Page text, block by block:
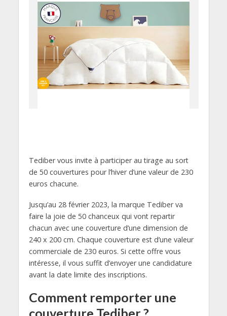
Tediber vous invite à participer au tirage au sort
de 50 couvertures pour l’hiver d’une valeur de 230
euros chacune.
Jusqu’au 28 février 2023, la marque Tediber va
faire la joie de 50 chanceux qui vont repartir
chacun avec une couverture d’une dimension de
240 x 200 cm. Chaque couverture est d’une valeur
commerciale de 230 euros. Si cette offre vous
intéresse, il vous suffit d’envoyer une candidature
avant la date limite des inscriptions.
Comment remporter une
couverture Tediber ?